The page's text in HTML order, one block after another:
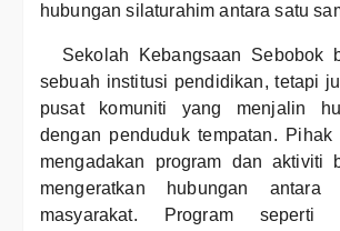
hubungan silaturahim antara satu
Sekolah Kebangsaan Sebobok
sebuah institusi pendidikan, tetapi
pusat komuniti yang menjalin
dengan penduduk tempatan.
mengadakan program dan aktiviti
mengeratkan hubungan
masyarakat. Program seperti